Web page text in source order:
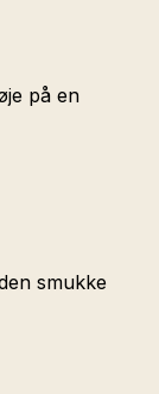
på en
smukke